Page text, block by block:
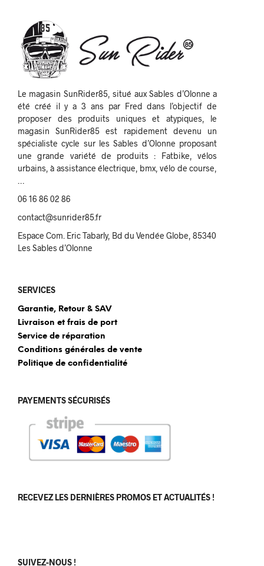
Le magasin SunRider85, situé aux Sables d’Olonne a
été créé il y a 3 ans par Fred dans l’objectif de
proposer des produits uniques et atypiques, le
magasin SunRider85 est rapidement devenu un
spécialiste cycle sur les Sables d’Olonne proposant
une grande variété de produits : Fatbike, vélos
urbains, à assistance électrique, bmx, vélo de course,
06 16 86 02 86
contact@sunrider85.fr
Espace Com. Eric Tabarly, Bd du Vendée Globe, 85340
Les Sables d’Olonne
SERVICES
Garantie, Retour & SAV
Livraison et frais de port
Service de réparation
Conditions générales de vente
Politique de confidentialité
PAYEMENTS SÉCURISÉS
RECEVEZ LES DERNIÈRES PROMOS ET ACTUALITÉS !
SUIVEZ-NOUS !